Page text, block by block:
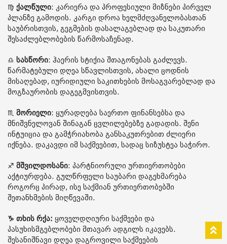
♍️ ქალწული: კარიერა და პროფესიული მიზნები პირველ
პლანზე გამოდის. კარგი დროა ხელმძღვანელობასთან
საუბრისთვის, გეგმების დასალაგებლად და საკუთარი
შესაძლებლობების წარმოსაჩენად.
♎️ სასწორი: ჰაერის სტიქია შთაგონებას გაძლევს.
წარმატებული დღეა სწავლისთვის, ახალი ცოდნის
მისაღებად, იურიდიული საკითხების მოსაგვარებლად და
მოგზაურობის დაგეგმვისთვის.
♏️ მორიელი: ყურადღება საერთო ფინანსებსა და
მნიშვნელოვან შინაგან ცვლილებებზე გადადის. შენი
ინტუიცია და გამჭრიახობა განსაკუთრებით ძლიერი
იქნება. დაკავდი იმ საქმეებით, სადაც სიზუსტეა საჭირო.
♐️ მშვილდოსანი: პარტნიორული ურთიერთობები
აქტიურდება. გულწრფელი საუბარი დაგეხმარება
როგორც პირად, ისე საქმიან ურთიერთობებში
შეთანხმების მიღწევაში.
♑️ თხის რქა: ყოველდღიური საქმეები და
პასუხისმგებლობები მთავარ ადგილს იკავებს.
შესანიშნავი დღეა დაგროვილი საქმეების